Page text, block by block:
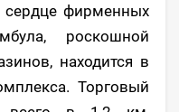
сердце фирменных
роскошной
находится в
Торговый